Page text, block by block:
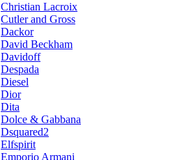
Christian Lacroix
Cutler and Gross
Dackor
David Beckham
Davidoff
Despada
Diesel
Dior
Dita
Dolce & Gabbana
Dsquared2
Elfspirit
Emporio Armani